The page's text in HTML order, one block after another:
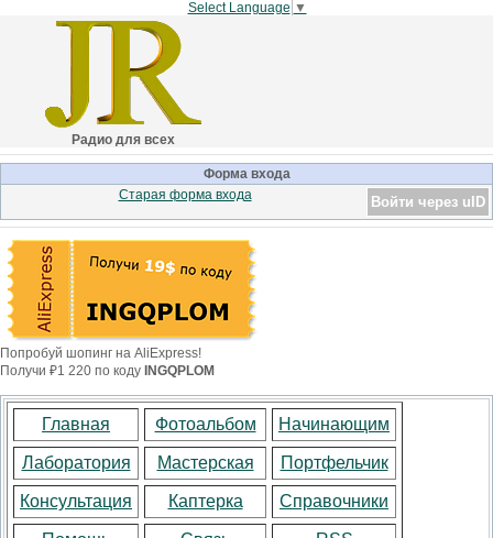
Select Language ▼
Радио для всех
Форма входа
Войти через uID
Старая форма входа
Попробуй шопинг на AliExpress!
Получи ₽1 220 по коду INGQPLOM
Главная Фотоальбом Начинающим
Лаборатория Мастерская Портфельчик
Консультация Каптерка Справочники